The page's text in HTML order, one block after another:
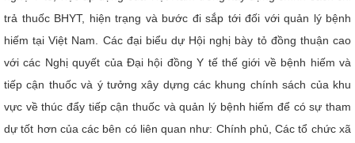
trả thuốc BHYT, hiện trạng và bước đi sắp tới đối với quản lý bệnh
hiếm tại Việt Nam. Các đại biểu dự Hội nghị bày tỏ đồng thuận cao
với các Nghị quyết của Đại hội đồng Y tế thế giới về bệnh hiếm và
tiếp cận thuốc và ý tưởng xây dựng các khung chính sách của khu
vực về thúc đẩy tiếp cận thuốc và quản lý bệnh hiếm để có sự tham
dự tốt hơn của các bên có liên quan như: Chính phủ, Các tổ chức xã